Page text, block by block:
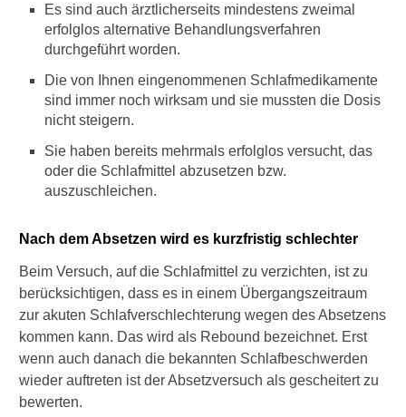
Es sind auch ärztlicherseits mindestens zweimal
erfolglos alternative Behandlungsverfahren
durchgeführt worden.
Die von Ihnen eingenommenen Schlafmedikamente
sind immer noch wirksam und sie mussten die Dosis
nicht steigern.
Sie haben bereits mehrmals erfolglos versucht, das
oder die Schlafmittel abzusetzen bzw.
auszuschleichen.
Nach dem Absetzen wird es kurzfristig schlechter
Beim Versuch, auf die Schlafmittel zu verzichten, ist zu
berücksichtigen, dass es in einem Übergangszeitraum
zur akuten Schlafverschlechterung wegen des Absetzens
kommen kann. Das wird als Rebound bezeichnet. Erst
wenn auch danach die bekannten Schlafbeschwerden
wieder auftreten ist der Absetzversuch als gescheitert zu
bewerten.
r
o
g
n
S
c
l
a
f
ö
r
u
n
g
e
n
e
r